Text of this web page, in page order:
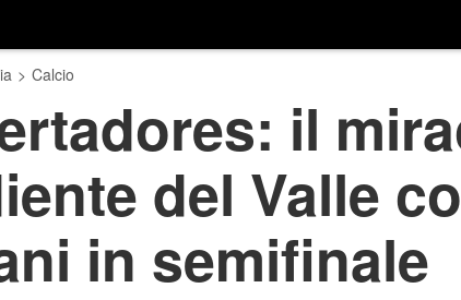
> Calcio
il
del Valle
in semifinale